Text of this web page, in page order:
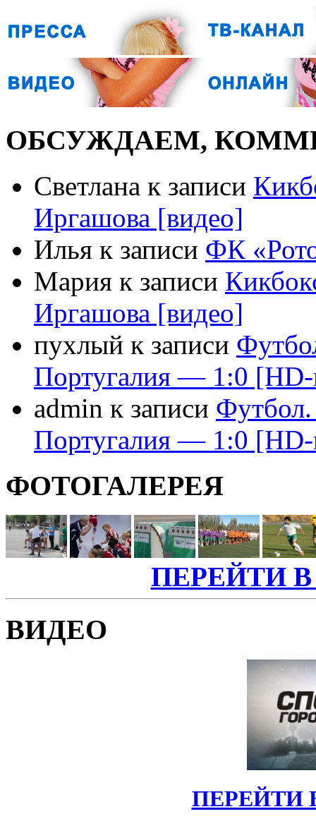
ОБСУЖДАЕМ,
Светлана к записи
Иргашова [видео]
Илья к записи ФК
Мария к записи
Иргашова [видео]
пухлый к записи
Португалия — 1:0
admin к записи
Португалия — 1:0
ФОТОГАЛЕРЕЯ
ПЕРЕЙТИ В
ВИДЕО
ПЕРЕЙТИ